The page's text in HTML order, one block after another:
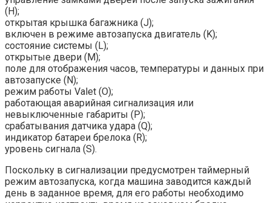
(H);
открытая крышка багажника (J);
включен в режиме автозапуска двигатель (K);
состояние системы (L);
открытые двери (M);
поле для отображения часов, температуры и данных при
автозапуске (N);
режим работы Valet (O);
работающая аварийная сигнализация или
невыключенные габариты (P);
срабатывания датчика удара (Q);
индикатор батареи брелока (R);
уровень сигнала (S).
Поскольку в сигнализации предусмотрен таймерный
режим автозапуска, когда машина заводится каждый
день в заданное время, для его работы необходимо